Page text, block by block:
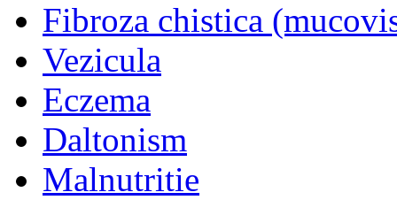
Fibroza chistica
Vezicula
Eczema
Daltonism
Malnutritie